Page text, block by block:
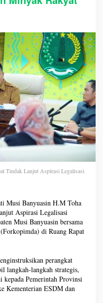
Tindak Lanjut Aspirasi Legalisasi
Musi Banyuasin H.M Toha
Aspirasi Legalisasi
Musi Banyuasin bersama
di Ruang Rapat
perangkat
langkah-langkah strategis,
kepada Pemerintah Provinsi
Kementerian ESDM dan